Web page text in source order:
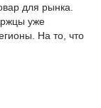
для рынка.
уже
На то, что